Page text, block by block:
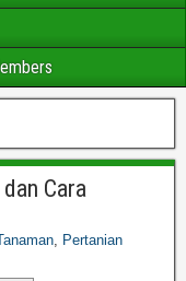
Cara
, Pertanian